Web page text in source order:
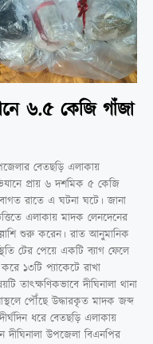
৬.৫ কেজি গাঁজা
বেতছড়ি এলাকায়
প্রায় ৬ দশমিক ৫ কেজি
রাতে এ ঘটনা ঘটে। জানা
এলাকায় মাদক লেনদেনের
শুরু করেন। রাত আনুমানিক
টের পেয়ে একটি ব্যাগ ফেলে
১৩টি প্যাকেটে রাখা
তাৎক্ষণিকভাবে দীঘিনালা থানা
পৌঁছে উদ্ধারকৃত মাদক জব্দ
ধরে বেতছড়ি এলাকায়
দীঘিনালা উপজেলা বিএনপির